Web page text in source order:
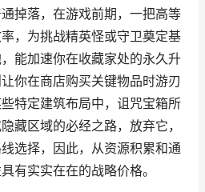
掉落，在游戏前期，一把高等
，为挑战精英怪或守卫奠定基
能加速你在收藏家处的永久升
你在商店购买关键物品时游刃
特定建筑布局中，诅咒宝箱所
藏区域的必经之路，放弃它，
选择，因此，从资源积累和通
有实实在在的战略价格。